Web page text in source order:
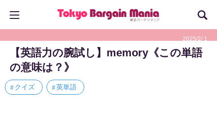
2025/2/ 1
【英語力の腕試し】memory《この単語
の意味は？》
クイズ 英単語